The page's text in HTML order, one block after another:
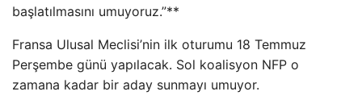
başlatılmasını umuyoruz.”**
Fransa Ulusal Meclisi’nin ilk oturumu 18 Temmuz
Perşembe günü yapılacak. Sol koalisyon NFP o
zamana kadar bir aday sunmayı umuyor.